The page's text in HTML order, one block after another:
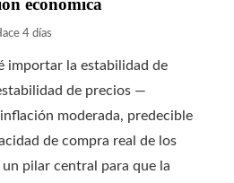
económica
4 días
importar la estabilidad de
de precios —
moderada, predecible
de compra real de los
pilar central para que la